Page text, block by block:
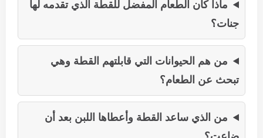
ماذا كان الطعام المفضل للقطة الذي تقدمه لها
جنات؟
من هم الحيوانات التي قابلتهم القطة وهي
تبحث عن الطعام؟
من الذي ساعد القطة وأعطاها اللبن بعد أن